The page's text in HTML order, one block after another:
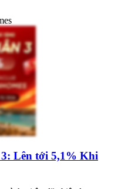
Lên tới 5,1% Khi